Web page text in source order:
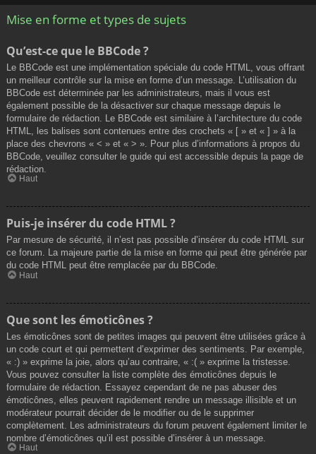
Mise en forme et types de sujets
Qu’est-ce que le BBCode ?
Le BBCode est une implémentation spéciale du code HTML, vous offrant
un meilleur contrôle sur la mise en forme d’un message. L’utilisation du
BBCode est déterminée par les administrateurs, mais il vous est
également possible de la désactiver sur chaque message depuis le
formulaire de rédaction. Le BBCode est similaire à l’architecture du code
HTML, les balises sont contenues entre des crochets « [ » et « ] » à la
place des chevrons « < » et « > ». Pour plus d’informations à propos du
BBCode, veuillez consulter le guide qui est accessible depuis la page de
rédaction.
Haut
Puis-je insérer du code HTML ?
Par mesure de sécurité, il n’est pas possible d’insérer du code HTML sur
ce forum. La majeure partie de la mise en forme qui peut être générée par
du code HTML peut être remplacée par du BBCode.
Haut
Que sont les émoticônes ?
Les émoticônes sont de petites images qui peuvent être utilisées grâce à
un code court et qui permettent d’exprimer des sentiments. Par exemple,
« :) » exprime la joie, alors qu’au contraire, « :( » exprime la tristesse.
Vous pouvez consulter la liste complète des émoticônes depuis le
formulaire de rédaction. Essayez cependant de ne pas abuser des
émoticônes, elles peuvent rapidement rendre un message illisible et un
modérateur pourrait décider de le modifier ou de le supprimer
complètement. Les administrateurs du forum peuvent également limiter le
nombre d’émoticônes qu’il est possible d’insérer à un message.
Haut